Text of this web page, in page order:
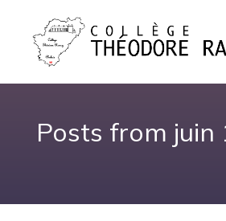
Posts from juin